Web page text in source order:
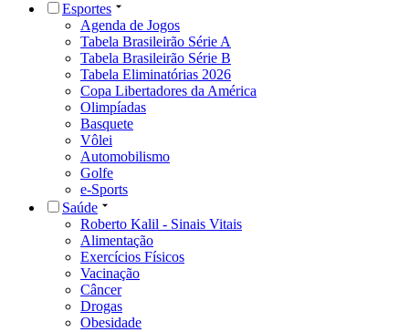
Esportes
Agenda de Jogos
Tabela Brasileirão Série A
Tabela Brasileirão Série B
Tabela Eliminatórias 2026
Copa Libertadores da América
Olimpíadas
Basquete
Vôlei
Automobilismo
Golfe
e-Sports
Saúde
Roberto Kalil - Sinais Vitais
Alimentação
Exercícios Físicos
Vacinação
Câncer
Drogas
Obesidade